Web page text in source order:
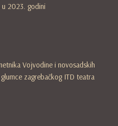
u 2023. godini
Vojvodine i novosadskih
zagrebačkog ITD teatra